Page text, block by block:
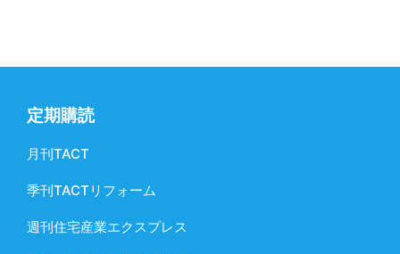
定期購読
月刊TACT
季刊TACTリフォーム
週刊住宅産業エクスプレス